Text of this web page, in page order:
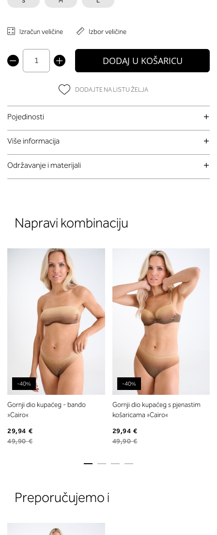
Izračun veličine Izbor veličine
DODAJ U KOŠARICU
DODAJTE NA LISTU ŽELJA
Pojedinosti
Više informacija
Održavanje i materijali
Napravi kombinaciju
-40%
Gornji dio kupaćeg - bando
»Cairo«
29,94 €
49,90 €
-40%
Gornji dio kupaćeg s pjenastim
košaricama »Cairo«
29,94 €
49,90 €
Preporučujemo i
2. Prsni obseg